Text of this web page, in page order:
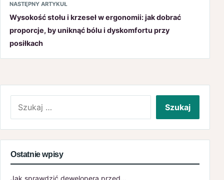
NASTĘPNY ARTYKUŁ
Wysokość stołu i krzeseł w ergonomii: jak dobrać
proporcje, by uniknąć bólu i dyskomfortu przy
posiłkach
Ostatnie wpisy
Jak sprawdzić dewelopera przed…